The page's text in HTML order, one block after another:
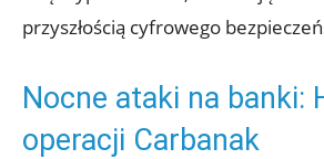
przyszłością cyfrowego
Nocne ataki na banki:
⁣operacji ‌Carbanak